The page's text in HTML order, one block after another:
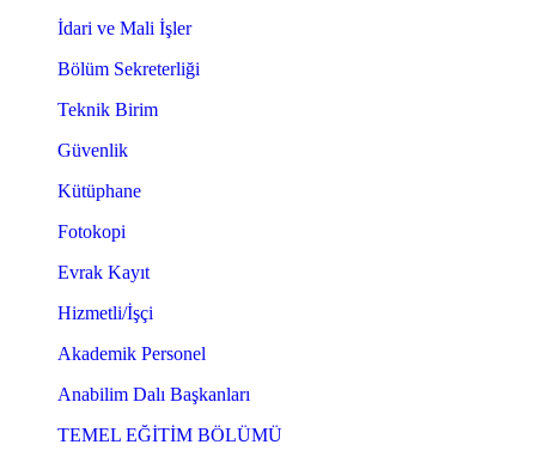
İdari ve Mali İşler
Bölüm Sekreterliği
Teknik Birim
Güvenlik
Kütüphane
Fotokopi
Evrak Kayıt
Hizmetli/İşçi
Akademik Personel
Anabilim Dalı Başkanları
TEMEL EĞİTİM BÖLÜMÜ